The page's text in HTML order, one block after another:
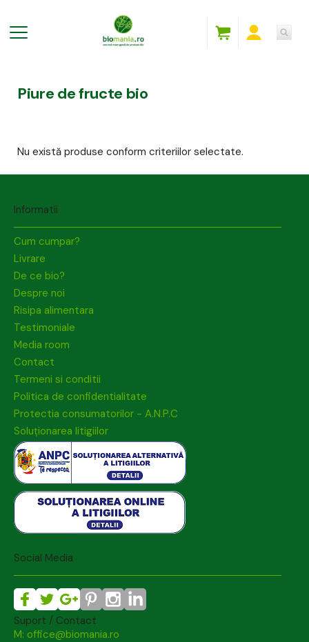
Piure de fructe bio
Nu există produse conform criteriilor selectate.
Informatii
Cum cumpar?
Livrare
De ce bio?
Despre noi
Risipa alimentara
Testimoniale
Media room
Contact
Termeni si conditii
Politica de confidentialitate
Protectia consumatorilor - A.N.P.C
Soluționarea litigiilor
Social Media
Suport / Contact
M: office@biomania.ro